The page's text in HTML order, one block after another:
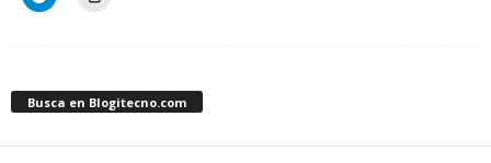
Busca en Blogitecno.com